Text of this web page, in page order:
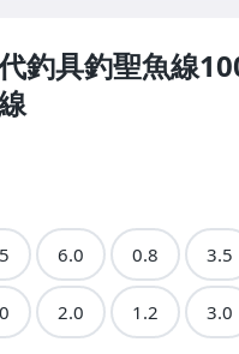
釣具釣聖魚線
6.0 0.8 3.5
2.0 1.2 3.0